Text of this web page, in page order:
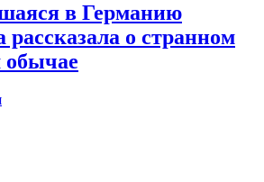
в Германию
рассказала о странном